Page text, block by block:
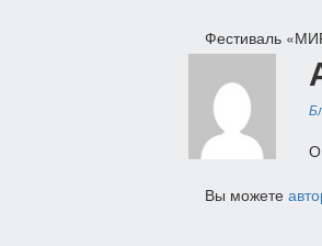
по
Фестиваль
Вы можете